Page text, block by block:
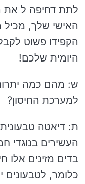
לתת דחיפה ל את
האישי שלך, מכיל
הקפידו פשוט
היומית שלכם!
ש: מהם כמה
למערכת החיסון?
ת: דיאטה
העשירים בנוגדי
בדים מזינים אלו
כלומר, לטבעונים